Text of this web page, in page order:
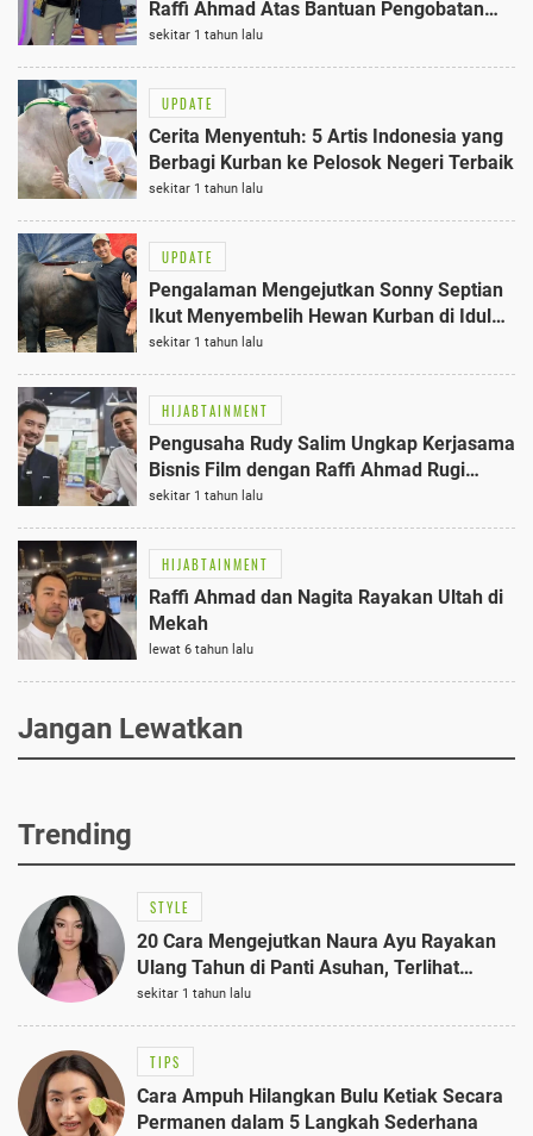
Raffi Ahmad Atas Bantuan Pengobatan
Ibu, Nilainya Mencapai Jutaan Rupiah
sekitar 1 tahun lalu
UPDATE
Cerita Menyentuh: 5 Artis Indonesia yang
Berbagi Kurban ke Pelosok Negeri Terbaik
sekitar 1 tahun lalu
UPDATE
Pengalaman Mengejutkan Sonny Septian
Ikut Menyembelih Hewan Kurban di Idul
Adha 2025
sekitar 1 tahun lalu
HIJABTAINMENT
Pengusaha Rudy Salim Ungkap Kerjasama
Bisnis Film dengan Raffi Ahmad Rugi
Puluhan Miliar di 2018
sekitar 1 tahun lalu
HIJABTAINMENT
Raffi Ahmad dan Nagita Rayakan Ultah di
Mekah
lewat 6 tahun lalu
Jangan Lewatkan
Trending
STYLE
20 Cara Mengejutkan Naura Ayu Rayakan
Ulang Tahun di Panti Asuhan, Terlihat
Anggun dengan Kaftan Cokelat
sekitar 1 tahun lalu
TIPS
Cara Ampuh Hilangkan Bulu Ketiak Secara
Permanen dalam 5 Langkah Sederhana